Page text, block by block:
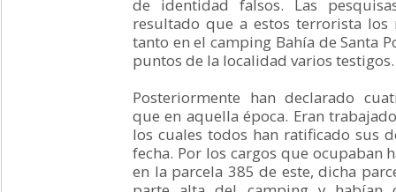
de identidad falsos. Las
resultado que a estos terrorista los
tanto en el camping Bahía de Santa
puntos de la localidad varios testigos.
Posteriormente han declarado
que en aquella época. Eran
los cuales todos han ratificado sus
fecha. Por los cargos que ocupaban
en la parcela 385 de este, dicha